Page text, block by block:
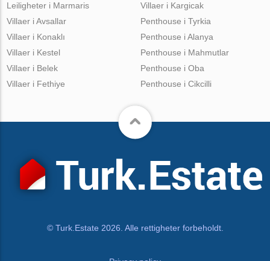
Leiligheter i Marmaris
Villaer i Kargicak
Villaer i Avsallar
Villaer i Konaklı
Villaer i Kestel
Villaer i Belek
Villaer i Fethiye
Penthouse i Tyrkia
Penthouse i Alanya
Penthouse i Mahmutlar
Penthouse i Oba
Penthouse i Cikcilli
© Turk.Estate 2026. Alle rettigheter forbeholdt.